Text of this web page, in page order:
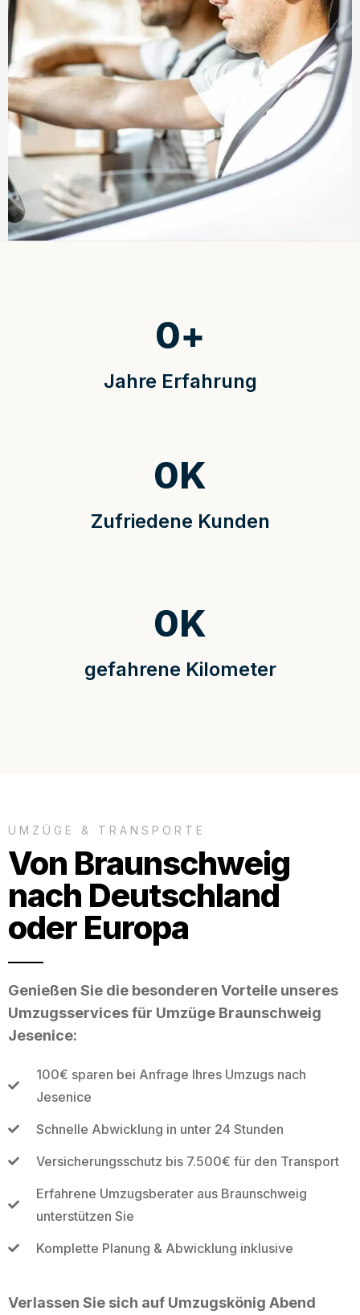
Jahre Erfahrung
0+
Zufriedene Kunden
0K
gefahrene Kilometer
0K
UMZÜGE & TRANSPORTE
Von Braunschweig
nach Deutschland
oder Europa
Genießen Sie die besonderen Vorteile unseres
Umzugsservices für Umzüge Braunschweig
Jesenice:
100€ sparen bei Anfrage Ihres Umzugs nach
Jesenice
Schnelle Abwicklung in unter 24 Stunden
Versicherungsschutz bis 7.500€ für den Transport
Erfahrene Umzugsberater aus Braunschweig
unterstützen Sie
Komplette Planung & Abwicklung inklusive
Verlassen Sie sich auf Umzugskönig Abend